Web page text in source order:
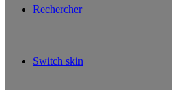
Rechercher
Switch skin